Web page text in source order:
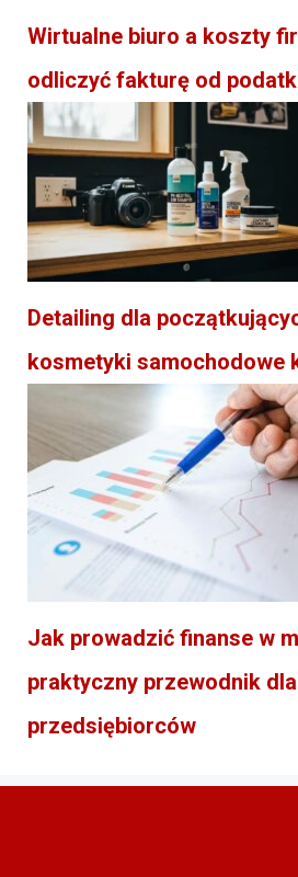
Wirtualne biuro a koszty
odliczyć fakturę od
Detailing dla
kosmetyki samochodowe
Jak prowadzić finanse w
praktyczny przewodnik dla
przedsiębiorców